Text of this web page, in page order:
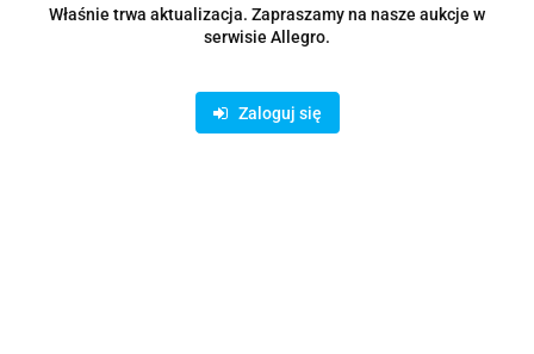
Właśnie trwa aktualizacja. Zapraszamy na nasze aukcje w
serwisie Allegro.
Zaloguj się